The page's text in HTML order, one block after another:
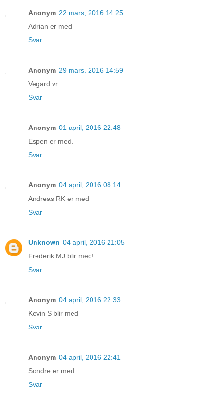
Anonym 22 mars, 2016 14:25
Adrian er med.
Svar
Anonym 29 mars, 2016 14:59
Vegard vr
Svar
Anonym 01 april, 2016 22:48
Espen er med.
Svar
Anonym 04 april, 2016 08:14
Andreas RK er med
Svar
Unknown 04 april, 2016 21:05
Frederik MJ blir med!
Svar
Anonym 04 april, 2016 22:33
Kevin S blir med
Svar
Anonym 04 april, 2016 22:41
Sondre er med .
Svar